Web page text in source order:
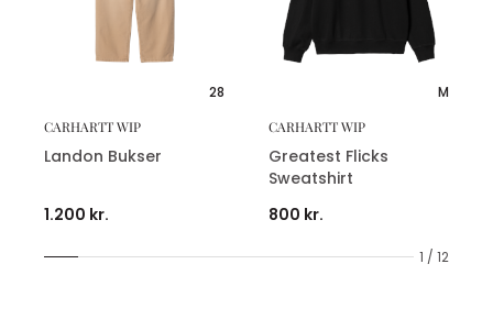
1 / 12
28
CARHARTT WIP
Landon Bukser
1.200 kr.
M
CARHARTT WIP
Greatest Flicks
Sweatshirt
800 kr.